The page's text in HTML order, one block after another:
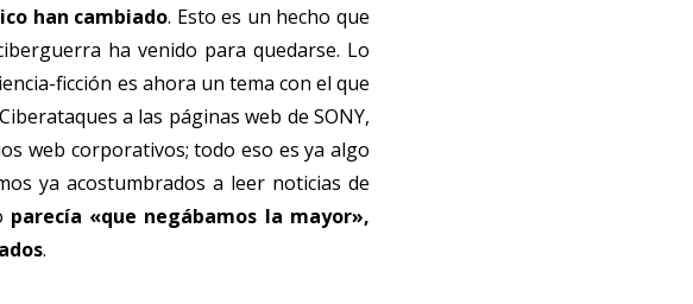
han cambiado. Esto es un hecho que
ha venido para quedarse. Lo
ficción es ahora un tema con el que
a las páginas web de SONY,
web corporativos; todo eso es ya algo
ya acostumbrados a leer noticias de
parecía «que negábamos la mayor»,
.